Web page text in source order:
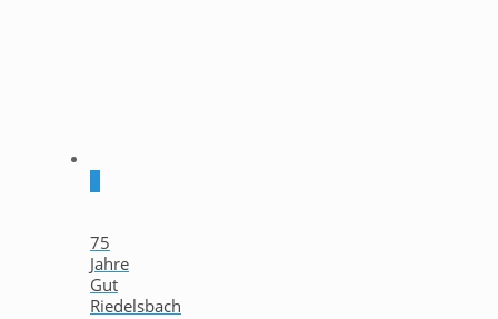
75
Jahre
Gut
Riedelsbach